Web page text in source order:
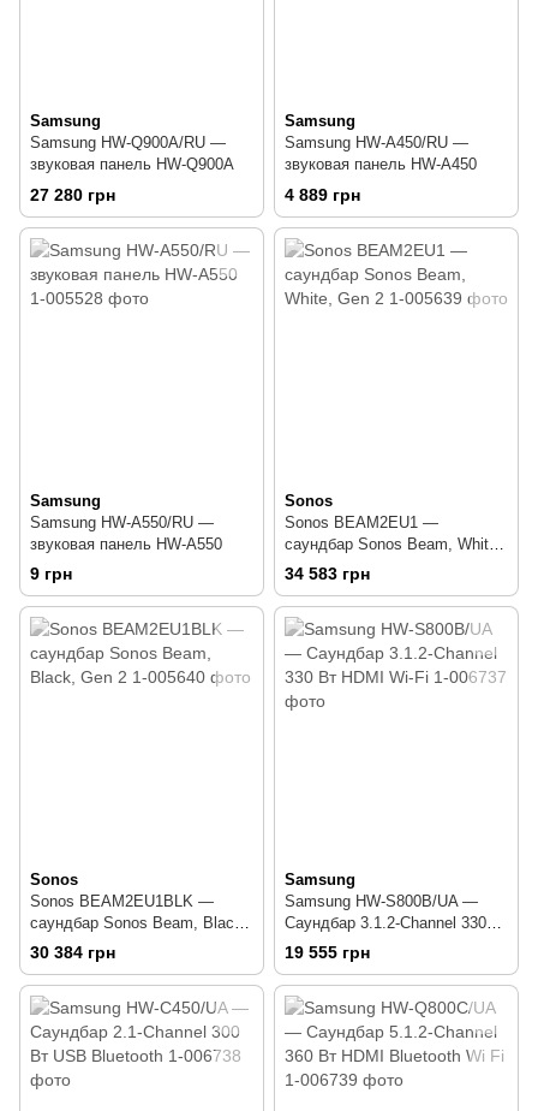
Samsung
Samsung HW-Q900A/RU —
звуковая панель HW-Q900A
27 280 грн
Samsung
Samsung HW-A450/RU —
звуковая панель HW-A450
4 889 грн
Samsung
Samsung HW-A550/RU —
звуковая панель HW-A550
9 грн
Sonos
Sonos BEAM2EU1 —
саундбар Sonos Beam, White,
Gen 2
34 583 грн
Sonos
Sonos BEAM2EU1BLK —
саундбар Sonos Beam, Black,
Gen 2
30 384 грн
Samsung
Samsung HW-S800B/UA —
Саундбар 3.1.2-Channel 330
Вт HDMI Wi-Fi
19 555 грн